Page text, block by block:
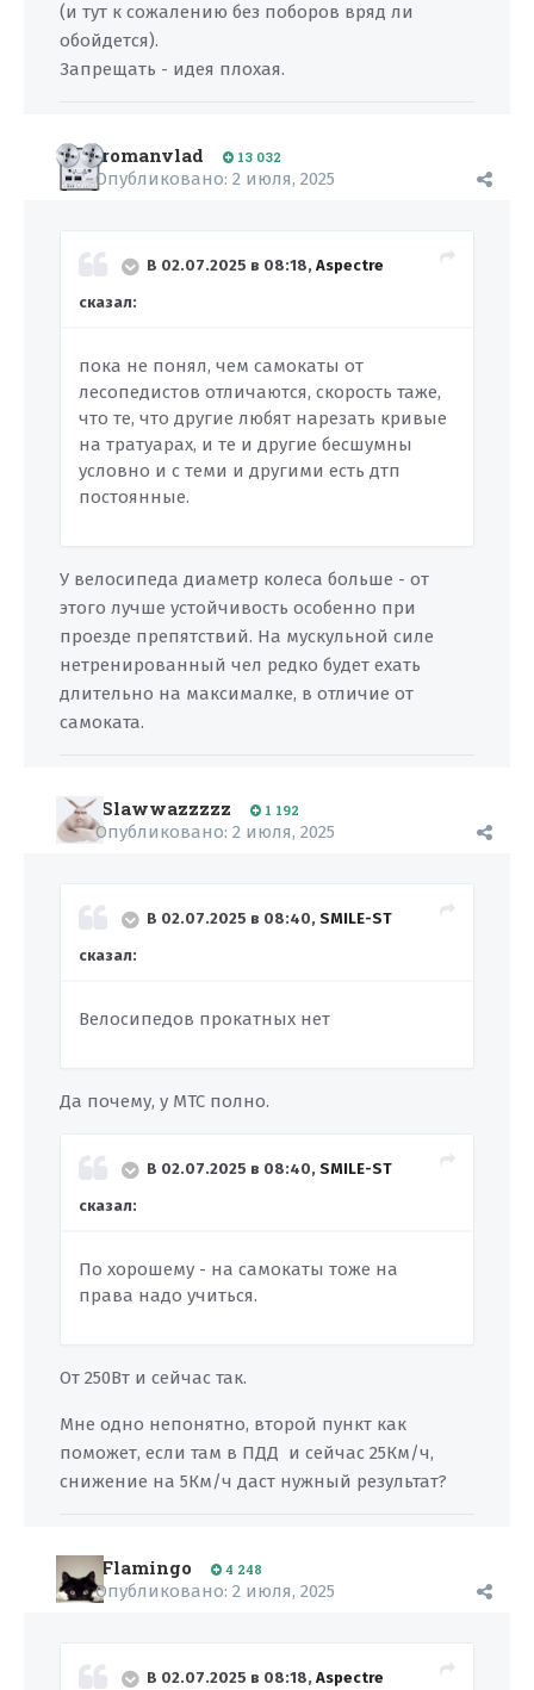
(и тут к сожалению без поборов вряд ли
обойдется).
Запрещать - идея плохая.
romanvlad 13 032
Опубликовано: 2 июля, 2025
В 02.07.2025 в 08:18, Aspectre
сказал:
пока не понял, чем самокаты от
лесопедистов отличаются, скорость таже,
что те, что другие любят нарезать кривые
на тратуарах, и те и другие бесшумны
условно и с теми и другими есть дтп
постоянные.
У велосипеда диаметр колеса больше - от
этого лучше устойчивость особенно при
проезде препятствий. На мускульной силе
нетренированный чел редко будет ехать
длительно на максималке, в отличие от
самоката.
Slawwazzzzz 1 192
Опубликовано: 2 июля, 2025
В 02.07.2025 в 08:40, SMILE-ST
сказал:
Велосипедов прокатных нет
Да почему, у МТС полно.
В 02.07.2025 в 08:40, SMILE-ST
сказал:
По хорошему - на самокаты тоже на
права надо учиться.
От 250Вт и сейчас так.
Мне одно непонятно, второй пункт как
поможет, если там в ПДД и сейчас 25Км/ч,
снижение на 5Км/ч даст нужный результат?
Flamingo 4 248
Опубликовано: 2 июля, 2025
В 02.07.2025 в 08:18, Aspectre